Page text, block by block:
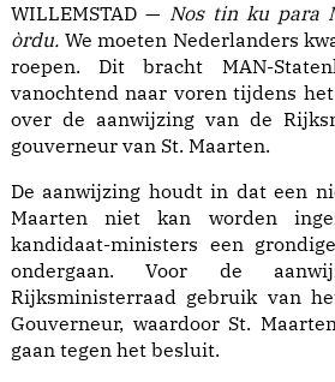
WILLEMSTAD — Nos tin ku para
òrdu. We moeten Nederlanders
roepen. Dit bracht MAN-
vanochtend naar voren tijdens
over de aanwijzing van de
gouverneur van St. Maarten.
De aanwijzing houdt in dat een
Maarten niet kan worden
kandidaat-ministers een
ondergaan. Voor de
Rijksministerraad gebruik van
Gouverneur, waardoor St.
gaan tegen het besluit.